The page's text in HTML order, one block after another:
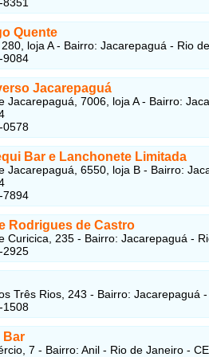
Quente
loja A - Bairro: Jacarepaguá - Rio
9084
Jacarepaguá
Jacarepaguá, 7006, loja A - Bairro:
0578
Bar e Lanchonete Limitada
Jacarepaguá, 6550, loja B - Bairro:
7894
Rodrigues de Castro
Curicica, 235 - Bairro: Jacarepaguá -
2925
Três Rios, 243 - Bairro: Jacarepaguá
1508
Bar
7 - Bairro: Anil - Rio de Janeiro -